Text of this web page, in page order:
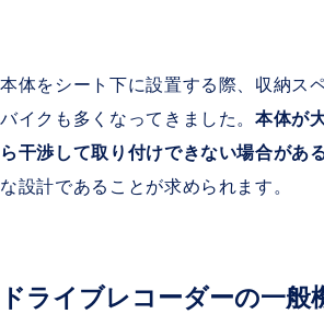
本体をシート下に設置する際、収納ス
バイクも多くなってきました。本体が
ら干渉して取り付けできない場合があ
な設計であることが求められます。
ドライブレコーダーの一般